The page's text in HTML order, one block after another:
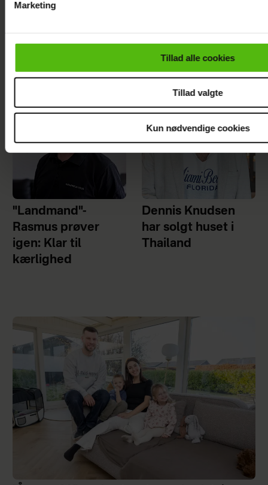
cookiepolitik.
Marketing
Tillad alle cookies
Tillad valgte
Kun nødvendige cookies
Asbjørn Riis er død
"Landmand"-
Rasmus prøver
igen: Klar til
kærlighed
Dennis Knudsen
har solgt huset i
Thailand